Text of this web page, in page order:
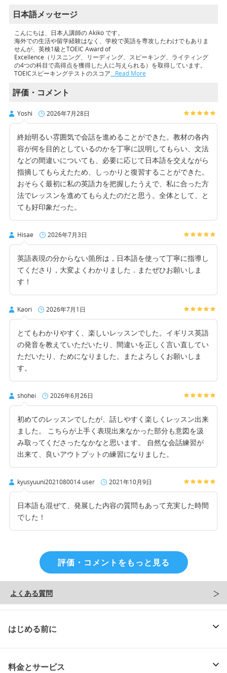
日本語メッセージ
こんにちは、日本人講師の Akiko です。
海外での生活や留学経験はなく、学校で英語を専攻したわけでもありま
せんが、英検1級とTOEIC Award of
Excellence（リスニング、リーディング、スピーキング、ライティング
の4つの科目で高得点を獲得した人に与えられる）を取得しています。
TOEICスピーキングテストのスコア…Read More
評価・コメント
Yoshi 2026年7月28日
終始明るい雰囲気で会話を進めることができた。教材の各内
容が何を目的としているのかを丁寧に説明してもらい、文法
などの間違いについても、必要に応じて日本語を交えながら
指摘してもらえたため、しっかりと復習することができた。
おそらく最初に私の英語力を把握したうえで、私に合った方
法でレッスンを進めてもらえたのだと思う。全体として、と
ても好印象だった。
Hisae 2026年7月3日
英語表現の分からない箇所は，日本語を使って丁寧に指導し
てくださり，大変よくわかりました．またぜひお願いしま
す！
Kaori 2026年7月1日
とてもわかりやすく、楽しいレッスンでした。イギリス英語
の発音を教えていただいたり、間違いを正しく言い直してい
ただいたり、ためになりました。またよろしくお願いしま
す。
shohei 2026年6月26日
初めてのレッスンでしたが、話しやすく楽しくレッスン出来
ました。 こちらが上手く表現出来なかった部分も意図を汲
み取ってくださったなかなと思います。 自然な会話練習が
出来て、良いアウトプットの練習になりました。
kyusyuuni2021080014 user 2021年10月9日
日本語も混ぜて、発展した内容の質問もあって充実した時間
でした！
評価・コメントをもっと見る
よくある質問
はじめる前に
料金とサービス